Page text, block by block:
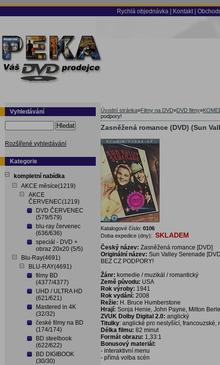
Rychlá objednávka Kontakt
Vyhledávání
Hledat
Rozšířené vyhledávání
Kategorie
kompletní nabídka
AKCE měsíce(1219)
AKCE
ČERVENEC(1219)
DVD ČERVENEC
(579/579)
blu-ray červenec
(636/636)
speciál - DVD +
obraz 20x20 (5/5)
Blu-Ray(4691)
BLU-RAY(4691)
filmy BD
(4377/4377)
UHD / ULTRA HD
(621/621)
Mastered in 4K
(32/32)
české filmy na BD
(174/174)
BD steelbook
(622/622)
BD DIGIBOOK
(30/30)
Úvodní stránka»Filmy na DVD»DVD filmy»
podpory!
Zasněžená romance (DVD) (Sun
Katalogové číslo: 0106
Doba expedice (dny): SKLADEM
Český název: Zasněžená romance [DVD]
Originální název: Sun Valley Serenade
BEZ CZ PODPORY!
Žánr: komedie / muzikál / romantický
Země původu: USA
Rok výroby: 1941
Rok vydání: 2008
Režie: H. Bruce Humberstone
Hrají: Sonja Henie, John Payne, Milton
ZVUK Dolby Digital 2.0: anglický
Titulky: anglické pro neslyšící, francouzské,
Délka filmu: 82 minut
Formát obrazu: 1,33:1
Bonusový materiál:
- interaktivní menu
- přímá volba scén